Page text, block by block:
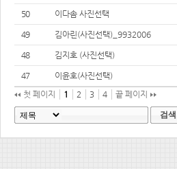
50 이다솜 사진선택
49 김아린(사진선택)_9932006
48 김지호 (사진선택)
47
이윤호(사진선택)
첫 페이지
1 2 3 4 끝 페이지
검색